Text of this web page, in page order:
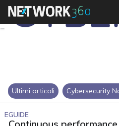
Ultimi articoli Cybersecurity
EGUIDE